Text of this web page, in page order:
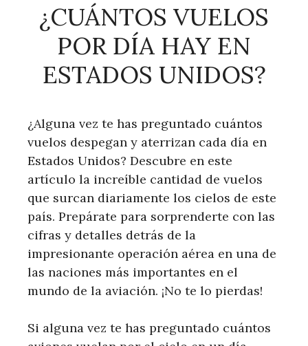
¿CUÁNTOS VUELOS
POR DÍA HAY EN
ESTADOS UNIDOS?
¿Alguna vez te has preguntado cuántos
vuelos despegan y aterrizan cada día en
Estados Unidos? Descubre en este
artículo la increíble cantidad de vuelos
que surcan diariamente los cielos de este
país. Prepárate para sorprenderte con las
cifras y detalles detrás de la
impresionante operación aérea en una de
las naciones más importantes en el
mundo de la aviación. ¡No te lo pierdas!
Si alguna vez te has preguntado cuántos